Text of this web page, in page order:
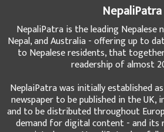
NepaliPatra
NepaliPatra is the leading Nepalese
Nepal, and Australia - offering up to
to Nepalese residents, that
readership of almost
NeplaiPatra was initially established
newspaper to be published in the UK,
and to be distributed throughout
demand for digital content - and its